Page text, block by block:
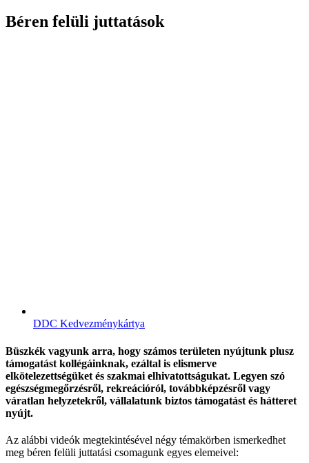
Béren felüli juttatások
DDC Kedvezménykártya
Büszkék vagyunk arra, hogy számos területen nyújtunk plusz
támogatást kollégáinknak, ezáltal is elismerve
elkötelezettségüket és szakmai elhivatottságukat. Legyen szó
egészségmegőrzésről, rekreációról, továbbképzésről vagy
váratlan helyzetekről, vállalatunk biztos támogatást és hátteret
nyújt.
Az alábbi videók megtekintésével négy témakörben ismerkedhet
meg béren felüli juttatási csomagunk egyes elemeivel: